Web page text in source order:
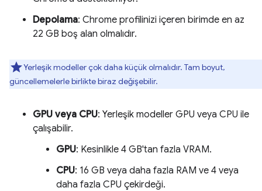
Depolama: Chrome profilinizi içeren birimde en az
22 GB boş alan olmalıdır.
Yerleşik modeller çok daha küçük olmalıdır. Tam boyut,
güncellemelerle birlikte biraz değişebilir.
GPU veya CPU: Yerleşik modeller GPU veya CPU ile
çalışabilir.
GPU: Kesinlikle 4 GB'tan fazla VRAM.
CPU: 16 GB veya daha fazla RAM ve 4 veya
daha fazla CPU çekirdeği.